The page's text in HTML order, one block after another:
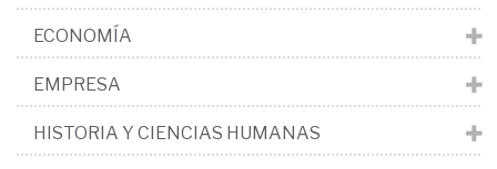
ECONOMÍA
EMPRESA
HISTORIA Y CIENCIAS HUMANAS